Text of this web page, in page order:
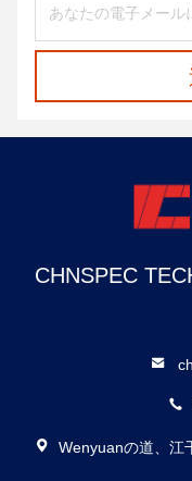
CHNSPEC
Wenyuanの道、江